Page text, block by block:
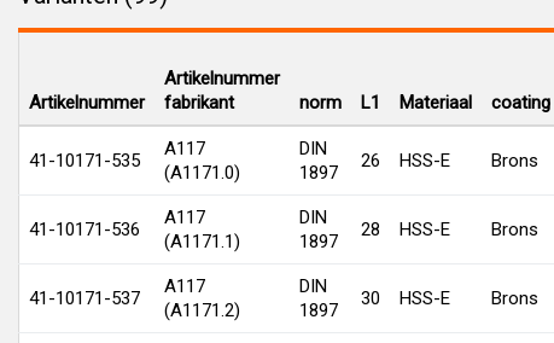
Artikelnummer
Artikelnummer
fabrikant
norm L1 Materiaal coating
41-10171-535
A117
(A1171.0)
DIN
1897
26 HSS-E Brons
41-10171-536
A117
(A1171.1)
DIN
1897
28 HSS-E Brons
41-10171-537
A117
(A1171.2)
DIN
1897
30 HSS-E Brons